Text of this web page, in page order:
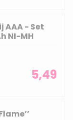
- Set
NI-MH
5,49